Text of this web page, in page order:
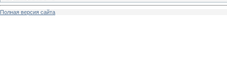
Полная версия сайта